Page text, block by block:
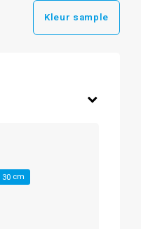
Kleur sample
30 cm